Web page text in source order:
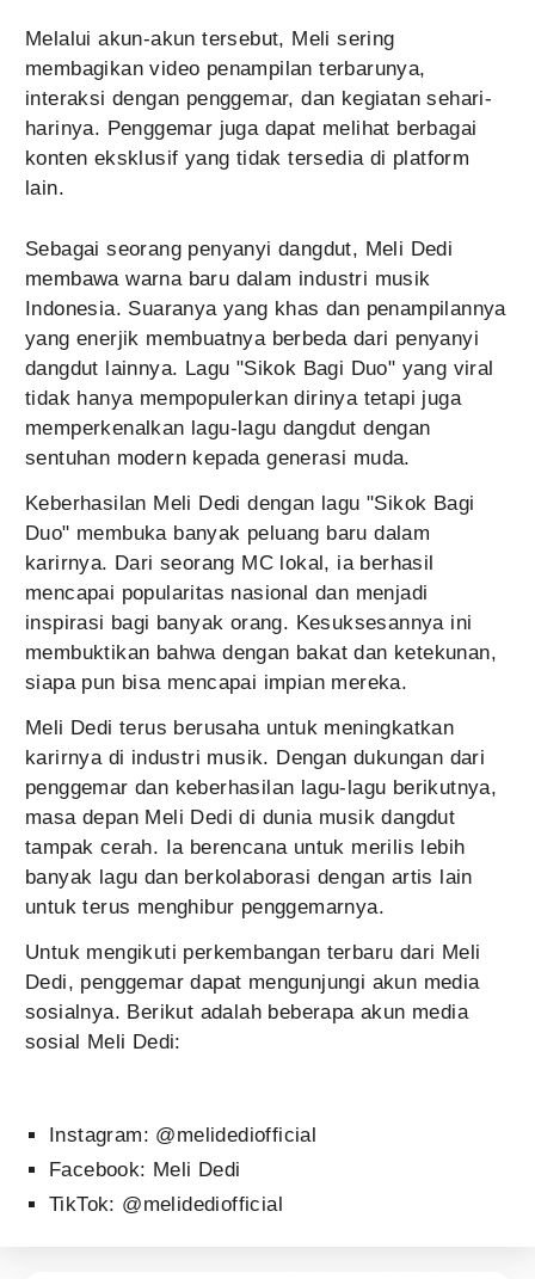
Melalui akun-akun tersebut, Meli sering
membagikan video penampilan terbarunya,
interaksi dengan penggemar, dan kegiatan sehari-
harinya. Penggemar juga dapat melihat berbagai
konten eksklusif yang tidak tersedia di platform
lain.
Sebagai seorang penyanyi dangdut, Meli Dedi
membawa warna baru dalam industri musik
Indonesia. Suaranya yang khas dan penampilannya
yang enerjik membuatnya berbeda dari penyanyi
dangdut lainnya. Lagu "Sikok Bagi Duo" yang viral
tidak hanya mempopulerkan dirinya tetapi juga
memperkenalkan lagu-lagu dangdut dengan
sentuhan modern kepada generasi muda.
Keberhasilan Meli Dedi dengan lagu "Sikok Bagi
Duo" membuka banyak peluang baru dalam
karirnya. Dari seorang MC lokal, ia berhasil
mencapai popularitas nasional dan menjadi
inspirasi bagi banyak orang. Kesuksesannya ini
membuktikan bahwa dengan bakat dan ketekunan,
siapa pun bisa mencapai impian mereka.
Meli Dedi terus berusaha untuk meningkatkan
karirnya di industri musik. Dengan dukungan dari
penggemar dan keberhasilan lagu-lagu berikutnya,
masa depan Meli Dedi di dunia musik dangdut
tampak cerah. Ia berencana untuk merilis lebih
banyak lagu dan berkolaborasi dengan artis lain
untuk terus menghibur penggemarnya.
Untuk mengikuti perkembangan terbaru dari Meli
Dedi, penggemar dapat mengunjungi akun media
sosialnya. Berikut adalah beberapa akun media
sosial Meli Dedi:
Instagram: @melidediofficial
Facebook: Meli Dedi
TikTok: @melidediofficial